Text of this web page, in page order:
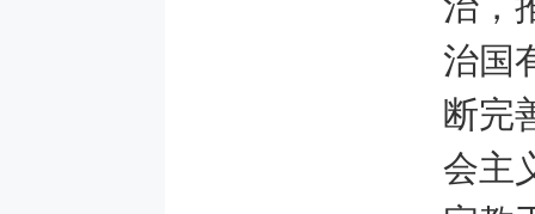
治国
断完
会主